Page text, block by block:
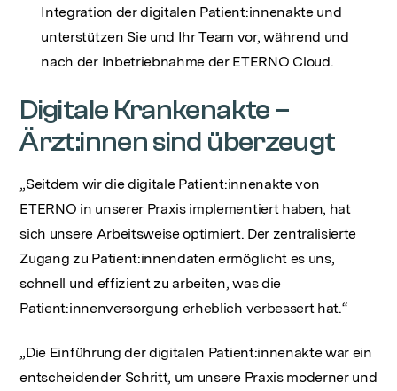
Integration der digitalen Patient:innenakte und
unterstützen Sie und Ihr Team vor, während und
nach der Inbetriebnahme der ETERNO Cloud.
Digitale Krankenakte –
Ärzt:innen sind überzeugt
„Seitdem wir die digitale Patient:innenakte von
ETERNO in unserer Praxis implementiert haben, hat
sich unsere Arbeitsweise optimiert. Der zentralisierte
Zugang zu Patient:innendaten ermöglicht es uns,
schnell und effizient zu arbeiten, was die
Patient:innenversorgung erheblich verbessert hat.“
„Die Einführung der digitalen Patient:innenakte war ein
entscheidender Schritt, um unsere Praxis moderner und